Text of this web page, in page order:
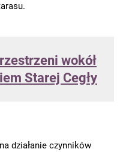
wokół
Starej Cegły
działanie czynników